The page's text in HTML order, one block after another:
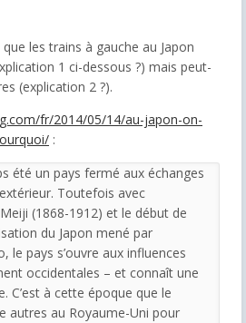
les trains à gauche au Japon
1 ci-dessous ?) mais peut-
(explication 2 ?).
fr/2014/05/14/au-japon-on-
:
été un pays fermé aux échanges
Toutefois avec
Meiji (1868-1912) et le début de
du Japon mené par
le pays s’ouvre aux influences
occidentales – et connaît une
C’est à cette époque que le
autres au Royaume-Uni pour